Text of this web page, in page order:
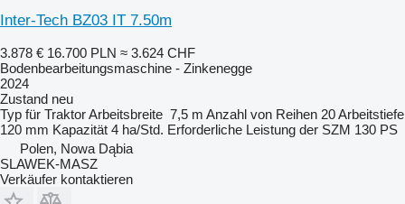
Inter-Tech BZ03 IT 7.50m
3.878 € 16.700 PLN ≈ 3.624 CHF
Bodenbearbeitungsmaschine - Zinkenegge
2024
Zustand neu
Typ für TraktorArbeitsbreite 7,5 m Anzahl von Reihen 20Arbeitstiefe
120 mm Kapazität 4 ha/Std. Erforderliche Leistung der SZM 130 PS
Polen, Nowa Dąbia
SLAWEK-MASZ
Verkäufer kontaktieren